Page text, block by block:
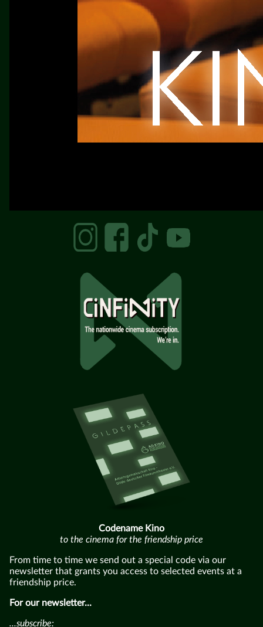
Codename Kino
to the cinema for the friendship price
From time to time we send out a special code via our
newsletter that grants you access to selected events at a
friendship price.
For our newsletter...
...subscribe: